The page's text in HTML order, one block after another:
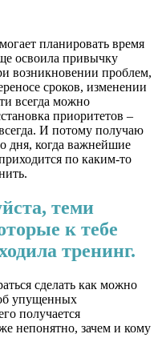
планировать время
освоила привычку
возникновении проблем,
сроков, изменении
всегда можно
приоритетов –
И потому получаю
дня, когда важнейшие
по каким-то
теми
к тебе
тренинг.
сделать как можно
упущенных
получается
непонятно, зачем и кому